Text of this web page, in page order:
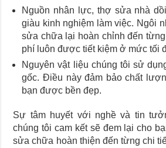
Nguồn nhân lực, thợ sửa nhà
giàu kinh nghiệm làm việc. Ngôi
sửa chữa lại hoàn chỉnh đến
phí luôn được tiết kiệm ở mức tối
Nguyên vật liệu chúng tôi sử
gốc. Điều này đảm bảo chất
bạn được bền đẹp.
Sự tâm huyết với nghề và tin
chúng tôi cam kết sẽ đem lại cho
sửa chữa hoàn thiện đến từng chi